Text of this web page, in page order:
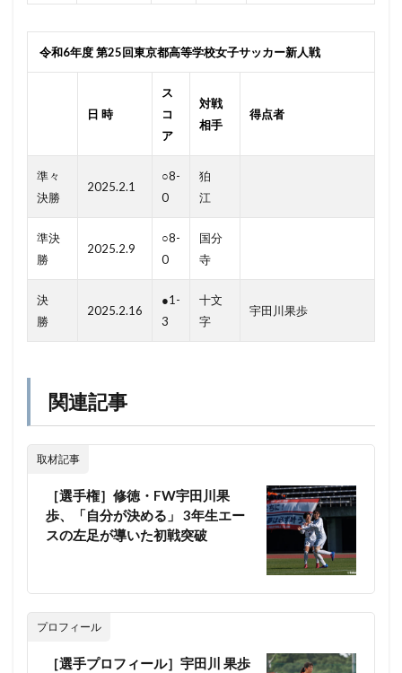
令和6年度 第25回東京都高等学校女子サッカー新人戦
日 時
ス
コ
ア
対戦
相手
得点者
準々
決勝
2025.2.1
○8-
0
狛
江
準決
勝
2025.2.9
○8-
0
国分
寺
決
勝
2025.2.16
●1-
3
十文
字
宇田川果歩
関連記事
取材記事
［選手権］修徳・FW宇田川果
歩、「自分が決める」 3年生エー
スの左足が導いた初戦突破
プロフィール
［選手プロフィール］宇田川 果歩